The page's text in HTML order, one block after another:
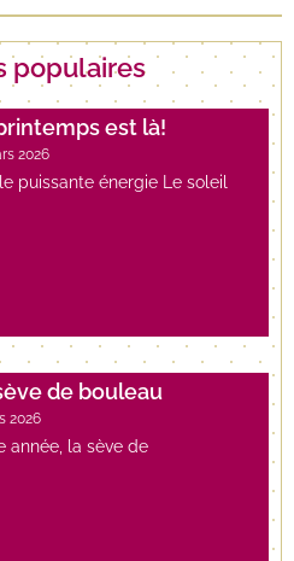
populaires
est là!
2026
puissante énergie Le soleil
de bouleau
2026
année, la sève de